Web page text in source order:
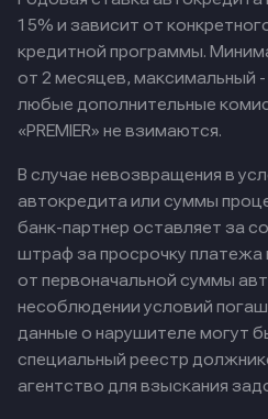
15% и зависит от
кредитной программы.
от 2 месяцев, максимальный
любые дополнительные
«PREMIER» не взимаются.
В случае невозвращения в
автокредита или суммы
банк-партнер оставляет за
штраф за просрочку платежа
от первоначальной суммы
несоблюдении условий
данные о нарушителе могут
специальный реестр
агентство для взыскания